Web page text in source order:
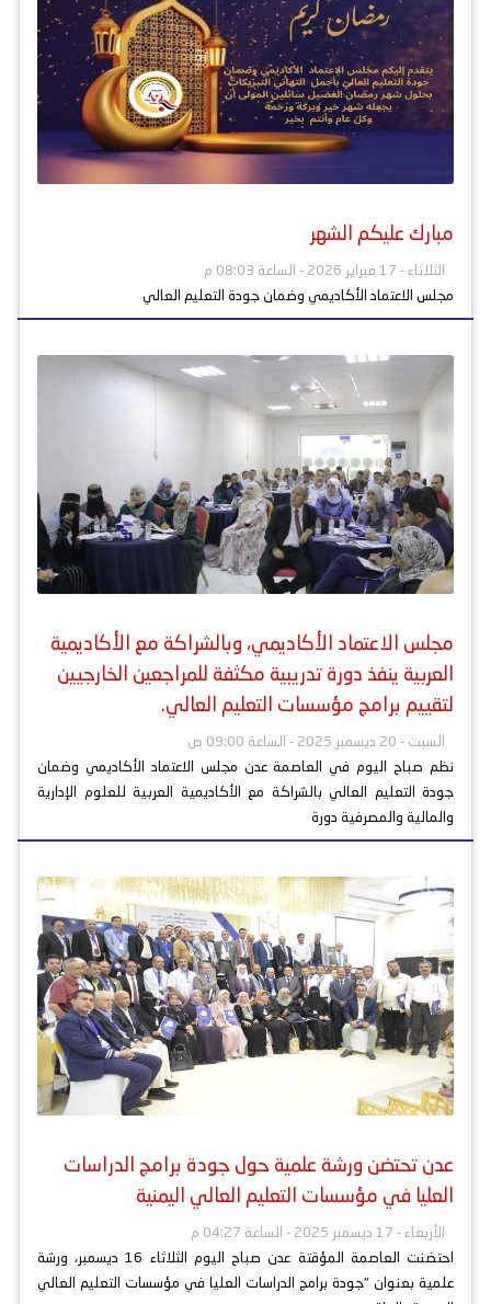
مبارك عليكم الشهر
الثلاثاء - 17 فبراير 2026 - الساعة 08:03 م
مجلس الاعتماد الأكاديمي وضمان جودة التعليم العالي
مجلس الاعتماد الأكاديمي، وبالشراكة مع الأكاديمية
العربية ينفذ دورة تدريبية مكثفة للمراجعين الخارجيين
لتقييم برامج مؤسسات التعليم العالي.
السبت - 20 ديسمبر 2025 - الساعة 09:00 ص
نظم صباح اليوم في العاصمة عدن مجلس الاعتماد الأكاديمي وضمان
جودة التعليم العالي بالشراكة مع الأكاديمية العربية للعلوم الإدارية
والمالية والمصرفية دورة
عدن تحتضن ورشة علمية حول جودة برامج الدراسات
العليا في مؤسسات التعليم العالي اليمنية
الأربعاء - 17 ديسمبر 2025 - الساعة 04:27 م
احتضنت العاصمة المؤقتة عدن صباح اليوم الثلاثاء 16 ديسمبر، ورشة
علمية بعنوان "جودة برامج الدراسات العليا في مؤسسات التعليم العالي